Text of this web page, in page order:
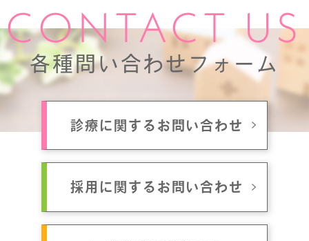
CONTACT US
各種問い合わせフォーム
診療に関するお問い合わせ
採用に関するお問い合わせ